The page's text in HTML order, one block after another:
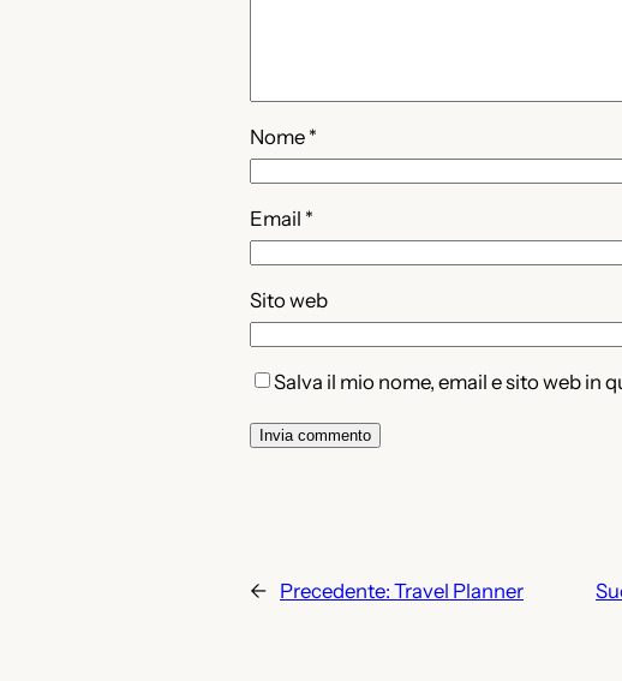
Nome *
Email *
Sito web
Salva il mio nome, email e sito web in
← Precedente: Travel Planner